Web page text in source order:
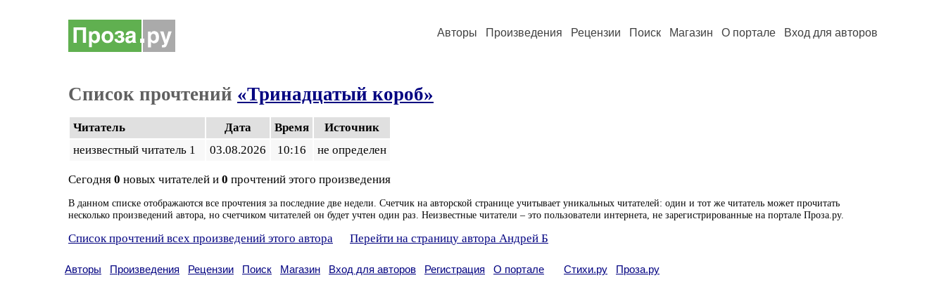
Авторы Произведения Рецензии Поиск Магазин О портале Вход для авторов
Список прочтений «Тринадцатый короб»
Читатель Дата Время
Источник
неизвестный читатель 1
03.08.2026 10:16 не определен
Сегодня 0 новых читателей и 0 прочтений этого произведения
В данном списке отображаются все прочтения за последние две недели. Счетчик на авторской странице учитывает уникальных читателей: один и тот же читатель может прочитать
несколько произведений автора, но счетчиком читателей он будет учтен один раз. Неизвестные читатели – это пользователи интернета, не зарегистрированные на портале Проза.ру.
Список прочтений всех произведений этого автора Перейти на страницу автора Андрей Б
Авторы Произведения Рецензии Поиск Магазин Вход для авторов Регистрация О портале Стихи.ру Проза.ру